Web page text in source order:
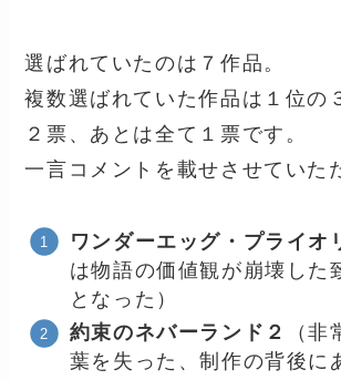
選ばれていたのは７作品。
複数選ばれていた作品は１位の
２票、あとは全て１票です。
一言コメントを載せさせていた
ワンダーエッグ・プライオ
は物語の価値観が崩壊した
となった）
約束のネバーランド２
（
葉を失った、制作の背後に